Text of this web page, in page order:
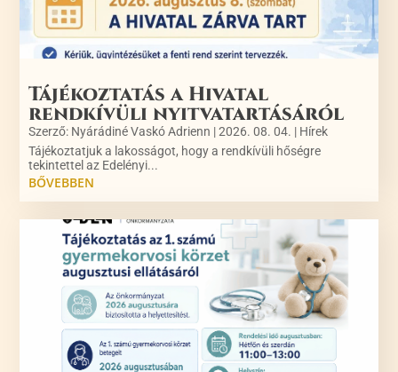
Tájékoztatás a Hivatal
rendkívüli nyitvatartásáról
Szerző: Nyárádiné Vaskó Adrienn |2026. 08. 04. | Hírek
Tájékoztatjuk a lakosságot, hogy a rendkívüli hőségre
tekintettel az Edelényi...
BŐVEBBEN